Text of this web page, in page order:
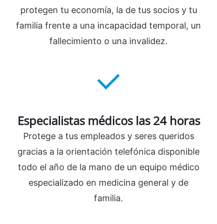
protegen tu economía, la de tus socios y tu
familia frente a una incapacidad temporal, un
fallecimiento o una invalidez.
Especialistas médicos las 24 horas
Protege a tus empleados y seres queridos
gracias a la orientación telefónica disponible
todo el año de la mano de un equipo médico
especializado en medicina general y de
familia.